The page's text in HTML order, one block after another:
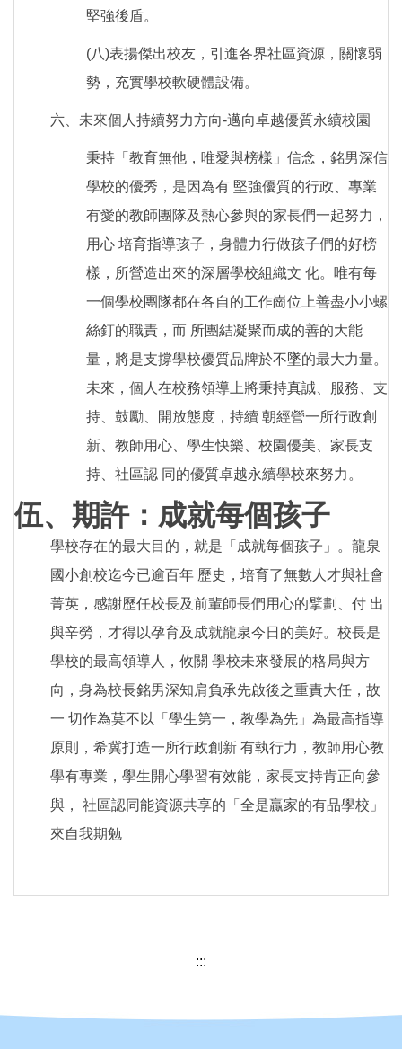
堅強後盾。
(八)表揚傑出校友，引進各界社區資源，關懷弱
勢，充實學校軟硬體設備。
六、未來個人持續努力方向-邁向卓越優質永續校園
秉持「教育無他，唯愛與榜樣」信念，銘男深信
學校的優秀，是因為有 堅強優質的行政、專業
有愛的教師團隊及熱心參與的家長們一起努力，
用心 培育指導孩子，身體力行做孩子們的好榜
樣，所營造出來的深層學校組織文 化。唯有每
一個學校團隊都在各自的工作崗位上善盡小小螺
絲釘的職責，而 所團結凝聚而成的善的大能
量，將是支撐學校優質品牌於不墜的最大力量。
未來，個人在校務領導上將秉持真誠、服務、支
持、鼓勵、開放態度，持續 朝經營一所行政創
新、教師用心、學生快樂、校園優美、家長支
持、社區認 同的優質卓越永續學校來努力。
伍、期許：成就每個孩子
學校存在的最大目的，就是「成就每個孩子」。龍泉
國小創校迄今已逾百年 歷史，培育了無數人才與社會
菁英，感謝歷任校長及前輩師長們用心的擘劃、付 出
與辛勞，才得以孕育及成就龍泉今日的美好。校長是
學校的最高領導人，攸關 學校未來發展的格局與方
向，身為校長銘男深知肩負承先啟後之重責大任，故
一 切作為莫不以「學生第一，教學為先」為最高指導
原則，希冀打造一所行政創新 有執行力，教師用心教
學有專業，學生開心學習有效能，家長支持肯正向參
與， 社區認同能資源共享的「全是贏家的有品學校」
來自我期勉
:::